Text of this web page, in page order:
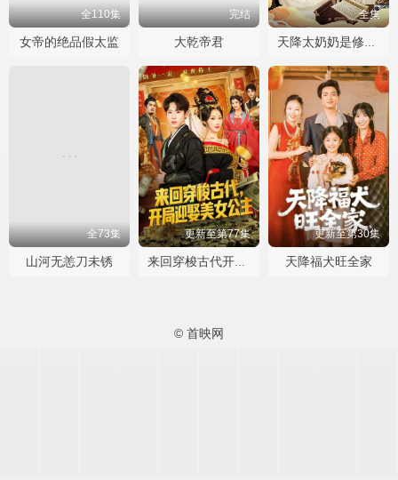
全110集
女帝的绝品假太监
完结
大乾帝君
全集
天降太奶奶是修仙老祖
全73集
山河无恙刀未锈
更新至第77集
来回穿梭古代开局迎娶美女公主
更新至第30集
天降福犬旺全家
© 首映网